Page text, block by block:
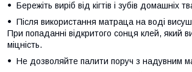
Бережіть виріб від кігтів і зубів домашніх
Після використання матраца на воді
При попаданні відкритого сонця клей, який
міцність.
Не дозволяйте палити поруч з надувним